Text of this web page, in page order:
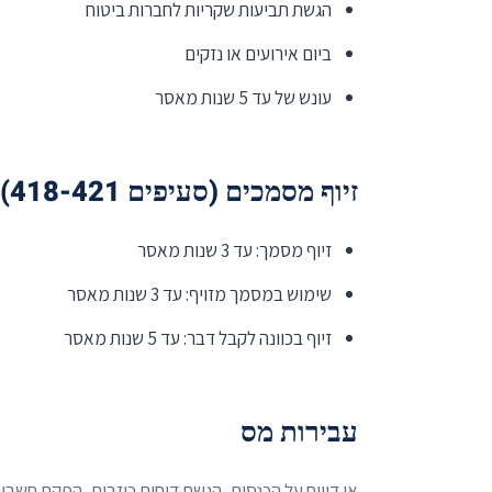
הגשת תביעות שקריות לחברות ביטוח
ביום אירועים או נזקים
עונש של עד 5 שנות מאסר
זיוף מסמכים (סעיפים 418-421)
זיוף מסמך: עד 3 שנות מאסר
שימוש במסמך מזויף: עד 3 שנות מאסר
זיוף בכוונה לקבל דבר: עד 5 שנות מאסר
עבירות מס